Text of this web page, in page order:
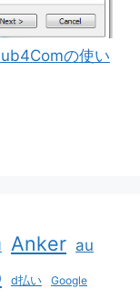
の使い
Anker au
d払い Google